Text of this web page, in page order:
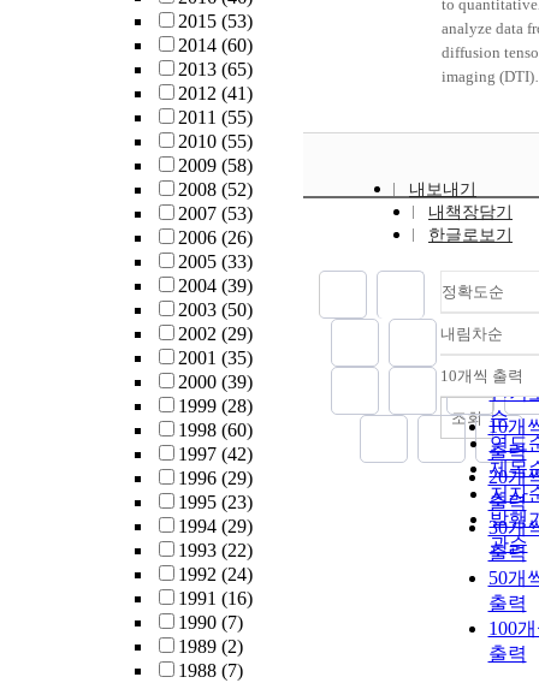
2015 (53)
2014 (60)
2013 (65)
2012 (41)
2011 (55)
2010 (55)
2009 (58)
2008 (52)
2007 (53)
2006 (26)
2005 (33)
2004 (39)
2003 (50)
2002 (29)
2001 (35)
2000 (39)
1999 (28)
1998 (60)
1997 (42)
1996 (29)
1995 (23)
1994 (29)
1993 (22)
1992 (24)
1991 (16)
1990 (7)
1989 (2)
1988 (7)
to
analyze data
diffusion
imaging (DTI)
brain disorders
and to assess
potential
for analyzing
brain function.
DTI was
by performing
3.0-T magnetic
resonance
imaging for
patients with
Alzheimer’s
disease (AD)
vascular
(VD), and the
were analyzed
using Matlab-
based SPM
software. The
sample t-test
내보내기
내책장담기
한글로보기
정확도순
정확
순
인기
순
연도
제목
저자
발행
관순
내림차순
내림
10개씩 출력
10개
출력
20개
출력
30개
출력
50개
출력
100
출력
조회